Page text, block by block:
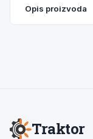
Opis proizvoda
Traktor